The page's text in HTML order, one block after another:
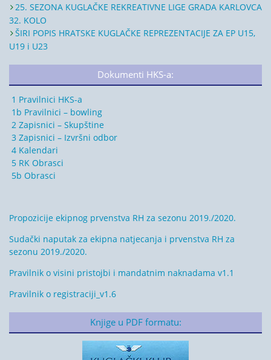
25. SEZONA KUGLAČKE REKREATIVNE LIGE GRADA KARLOVCA
32. KOLO
ŠIRI POPIS HRATSKE KUGLAČKE REPREZENTACIJE ZA EP U15,
U19 i U23
Dokumenti HKS-a:
1 Pravilnici HKS-a
1b Pravilnici – bowling
2 Zapisnici – Skupštine
3 Zapisnici – Izvršni odbor
4 Kalendari
5 RK Obrasci
5b Obrasci
Propozicije ekipnog prvenstva RH za sezonu 2019./2020.
Sudački naputak za ekipna natjecanja i prvenstva RH za
sezonu 2019./2020.
Pravilnik o visini pristojbi i mandatnim naknadama v1.1
Pravilnik o registraciji_v1.6
Knjige u PDF formatu: